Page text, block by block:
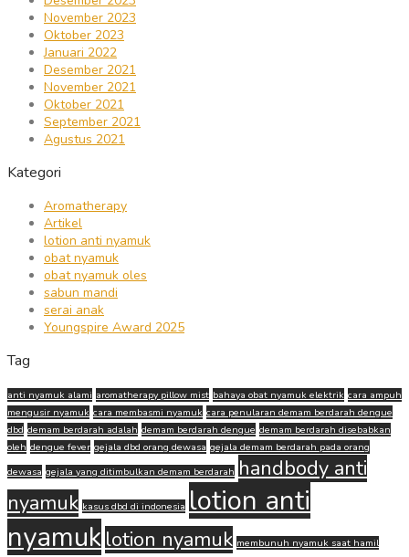
November 2023
Oktober 2023
Januari 2022
Desember 2021
November 2021
Oktober 2021
September 2021
Agustus 2021
Kategori
Aromatherapy
Artikel
lotion anti nyamuk
obat nyamuk
obat nyamuk oles
sabun mandi
serai anak
Youngspire Award 2025
Tag
anti nyamuk alami aromatherapy pillow mist bahaya obat nyamuk elektrik cara ampuh
mengusir nyamuk cara membasmi nyamuk cara penularan demam berdarah dengue
dbd demam berdarah adalah demam berdarah dengue demam berdarah disebabkan
oleh dengue fever gejala dbd orang dewasa gejala demam berdarah pada orang
dewasa gejala yang ditimbulkan demam berdarah handbody anti
nyamuk kasus dbd di indonesia lotion anti
nyamuk lotion nyamuk membunuh nyamuk saat hamil